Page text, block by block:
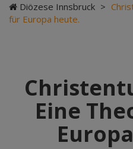
Diözese Innsbruck >
für Europa heute.
Eine